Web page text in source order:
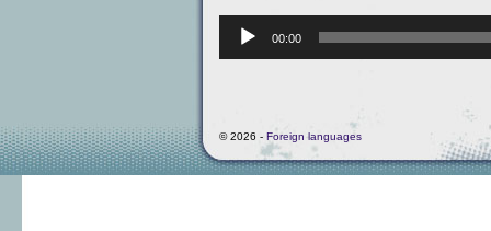
Аудиоплеер
00:00
© 2026 - Foreign languages